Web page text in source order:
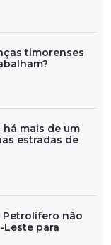
timorenses
mais de um
estradas de
Petrolífero não
para